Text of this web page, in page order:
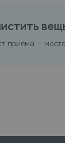
приёма —